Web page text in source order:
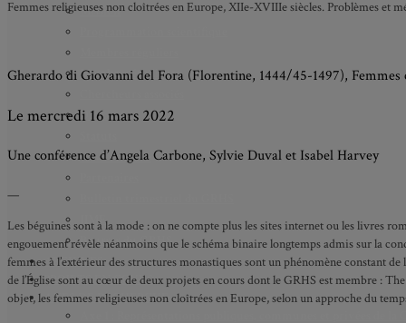
Mission
Membres étudiants
Diplômé.e.s
Gouvernance
JIME
Bourses du GRHS
ARCHIVES
PROJETS EN COURS
AXES DE RECHERCHE
Femmes religieuses non cloîtrées en Europe, XIIe-XVIIIe siècles. Problèmes et
Gherardo di Giovanni del Fora (Florentine, 1444/45-1497), Femmes
Le mercredi 16 mars 2022
Une conférence d’Angela Carbone, Sylvie Duval et Isabel Harvey
—
Les béguines sont à la mode : on ne compte plus les sites internet ou les livres
engouement révèle néanmoins que le schéma binaire longtemps admis sur la
femmes à l’extérieur des structures monastiques sont un phénomène constant
de l’Église sont au cœur de deux projets en cours dont le GRHS est membre :
objet, les femmes religieuses non cloîtrées en Europe, selon un approche du